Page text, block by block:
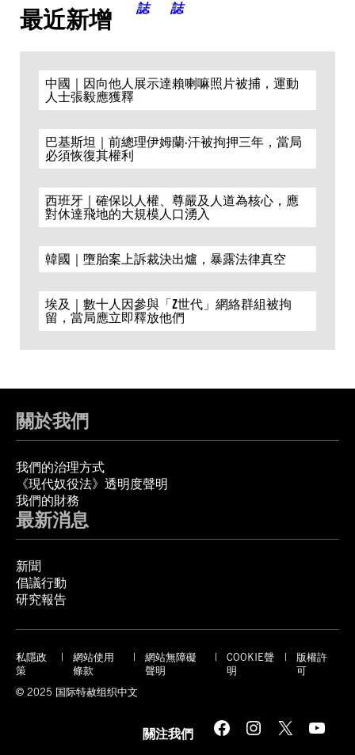
最近新增
中國｜因向他人展示達賴喇嘛照片被捕，運動
人士張毅應獲釋
巴基斯坦｜前總理伊姆蘭·汗被拘押三年，當局
必須恢復其權利
西班牙｜確保以人權、尊嚴及人道為核心，應
對休達飛地的大規模人口湧入
韓國｜墮胎案上訴裁決出爐，暴露法律真空
埃及｜數十人因參與「Z世代」網絡群組被拘
留，當局應立即釋放他們
關於我們
我們的治理方式
《現代奴役法》透明度聲明
我們的財務
最新消息
新聞
倡議行動
研究報告
私隱政
策
網站使用
條款
網站無障礙
聲明
COOKIE聲
明
版權許
可
© 2025 国际特赦组织中文
關注我們 Facebook Instagram X YouTube